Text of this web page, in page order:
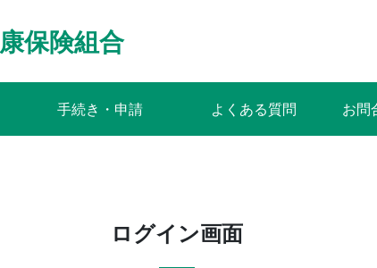
保険組合
手続き・申請 よくある質問 お問
ログイン画面